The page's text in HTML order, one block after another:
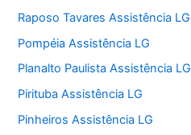
Raposo Tavares Assistência LG
Pompéia Assistência LG
Planalto Paulista Assistência LG
Pirituba Assistência LG
Pinheiros Assistência LG